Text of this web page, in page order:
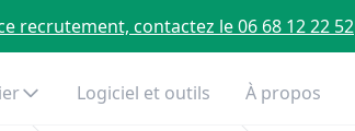
recrutement, contactez le 06 68 12 22 52
Logiciel et outils À propos